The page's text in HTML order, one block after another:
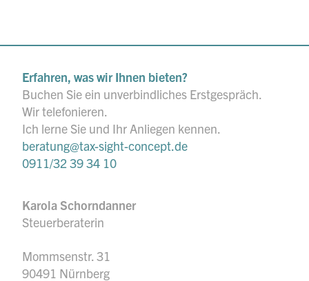
Erfahren, was wir Ihnen bieten?
Buchen Sie ein unverbindliches Erstgespräch.
Wir telefonieren.
Ich lerne Sie und Ihr Anliegen kennen.
beratung@tax-sight-concept.de
0911/32 39 34 10
Karola Schorndanner
Steuerberaterin
Mommsenstr. 31
90491 Nürnberg